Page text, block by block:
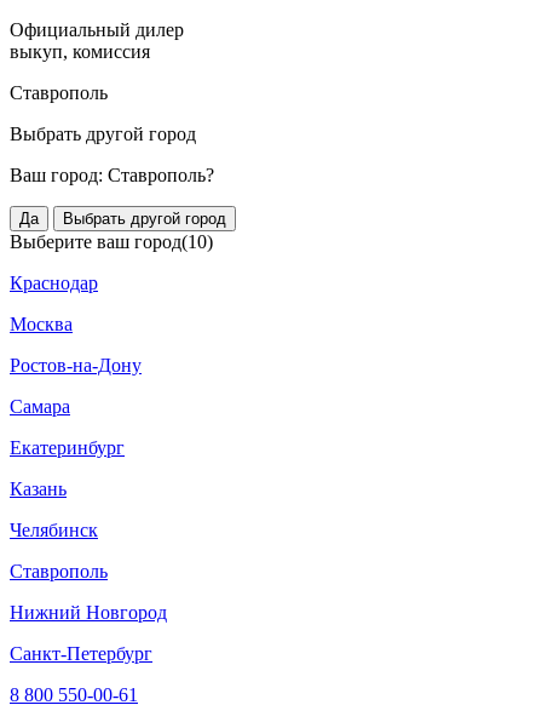
Официальный дилер
выкуп, комиссия
Ставрополь
Выбрать другой город
Ваш город: Ставрополь?
Да Выбрать другой город
Выберите ваш город(10)
Краснодар
Москва
Ростов-на-Дону
Самара
Екатеринбург
Казань
Челябинск
Ставрополь
Нижний Новгород
Санкт-Петербург
8 800 550-00-61